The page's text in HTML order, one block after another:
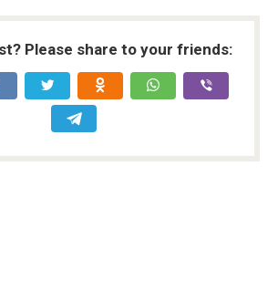
Please share to your friends: